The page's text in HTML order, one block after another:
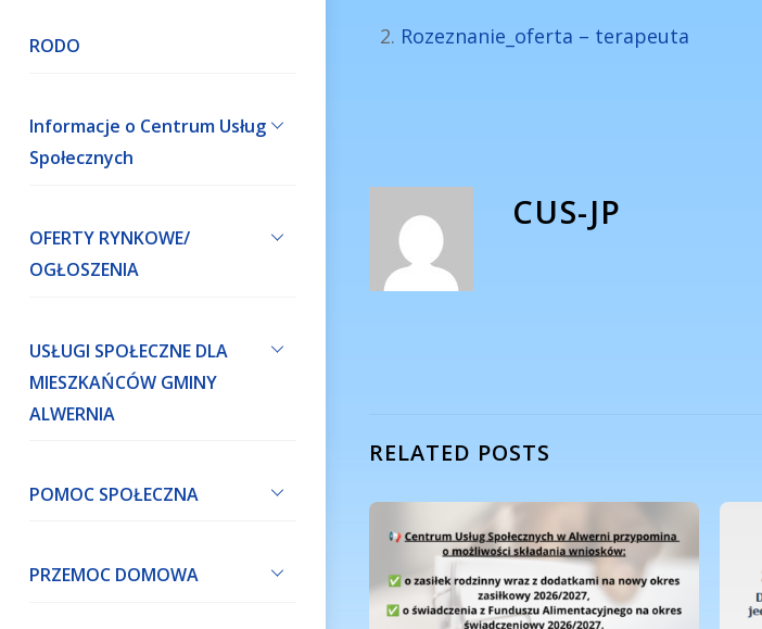
RODO
Informacje o Centrum Usług
Społecznych
OFERTY RYNKOWE/
OGŁOSZENIA
USŁUGI SPOŁECZNE DLA
MIESZKAŃCÓW GMINY
ALWERNIA
POMOC SPOŁECZNA
PRZEMOC DOMOWA
Rozeznanie_oferta – terapeuta
CUS-JP
RELATED POSTS